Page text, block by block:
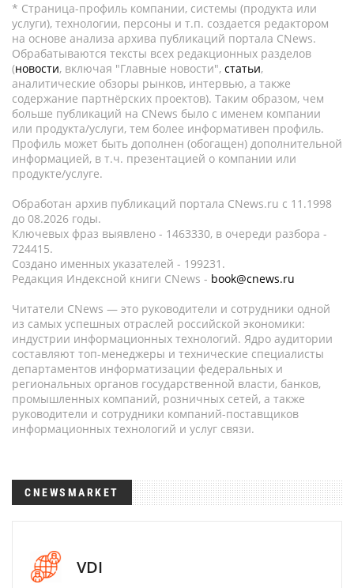
* Страница-профиль компании, системы (продукта или
услуги), технологии, персоны и т.п. создается редактором
на основе анализа архива публикаций портала CNews.
Обрабатываются тексты всех редакционных разделов
(новости, включая "Главные новости", статьи,
аналитические обзоры рынков, интервью, а также
содержание партнёрских проектов). Таким образом, чем
больше публикаций на CNews было с именем компании
или продукта/услуги, тем более информативен профиль.
Профиль может быть дополнен (обогащен) дополнительной
информацией, в т.ч. презентацией о компании или
продукте/услуге.
Обработан архив публикаций портала CNews.ru c 11.1998
до 08.2026 годы.
Ключевых фраз выявлено - 1463330, в очереди разбора -
724415.
Создано именных указателей - 199231.
Редакция Индексной книги CNews - book@cnews.ru
Читатели CNews — это руководители и сотрудники одной
из самых успешных отраслей российской экономики:
индустрии информационных технологий. Ядро аудитории
составляют топ-менеджеры и технические специалисты
департаментов информатизации федеральных и
региональных органов государственной власти, банков,
промышленных компаний, розничных сетей, а также
руководители и сотрудники компаний-поставщиков
информационных технологий и услуг связи.
CNEWSMARKET
VDI